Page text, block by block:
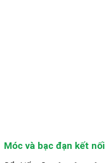
Móc và bạc đạn kết